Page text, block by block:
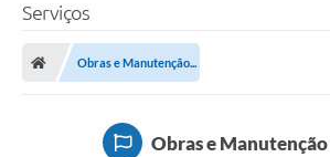
Serviços
Obras e Manutenção...
Obras e